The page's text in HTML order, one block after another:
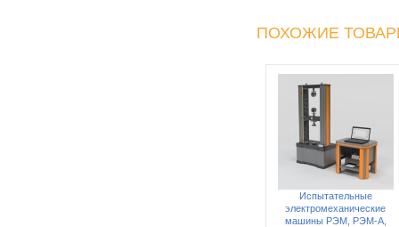
ПОХОЖИЕ
Испытательные
электромеханические
машины РЭМ, РЭМ-А,